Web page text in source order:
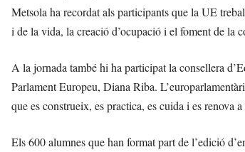
Metsola ha recordat als participants que la UE
i de la vida, la creació d’ocupació i el foment de la
A la jornada també hi ha participat la consellera
Parlament Europeu, Diana Riba.
que es construeix, es practica, es cuida i es renova
Els 600 alumnes que han format part de l’edició